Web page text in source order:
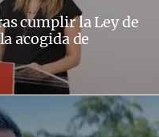
cumplir la Ley de
acogida de